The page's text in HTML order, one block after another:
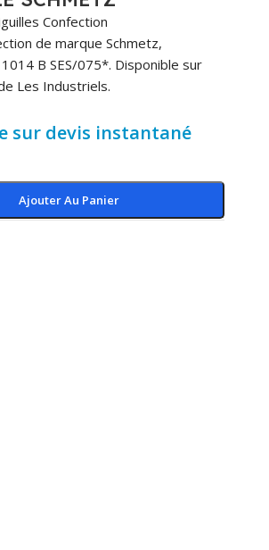
Confection
de marque Schmetz,
B SES/075*. Disponible sur
Les Industriels.
sur devis instantané
Ajouter Au Panier